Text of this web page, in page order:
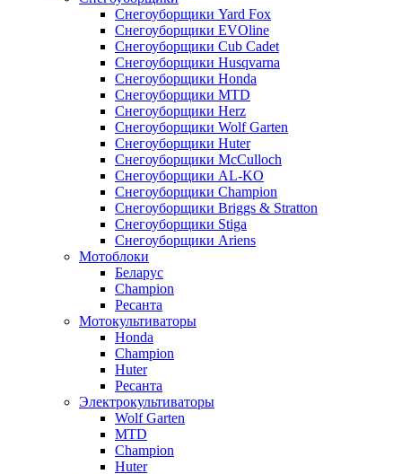
Снегоуборщики Yard Fox
Снегоуборщики EVOline
Снегоуборщики Cub Cadet
Снегоуборщики Husqvarna
Снегоуборщики Honda
Снегоуборщики MTD
Снегоуборщики Herz
Снегоуборщики Wolf Garten
Снегоуборщики Huter
Снегоуборщики McCulloch
Снегоуборщики AL-KO
Снегоуборщики Champion
Снегоуборщики Briggs & Stratton
Снегоуборщики Stiga
Снегоуборщики Ariens
Мотоблоки
Беларус
Champion
Ресанта
Мотокультиваторы
Honda
Champion
Huter
Ресанта
Электрокультиваторы
Wolf Garten
MTD
Champion
Huter